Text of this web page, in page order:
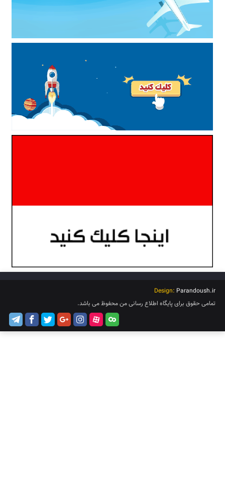
Design: Parandoush.ir
تمامی حقوق برای پایگاه اطلاع رسانی من محفوظ می باشد.